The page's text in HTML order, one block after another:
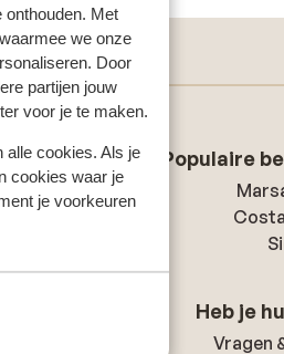
Met
we onze
Door
partijen jouw
voor je te maken.
alle cookies. Als je
cookies waar je
je voorkeuren
Populaire
Heb je
Vragen